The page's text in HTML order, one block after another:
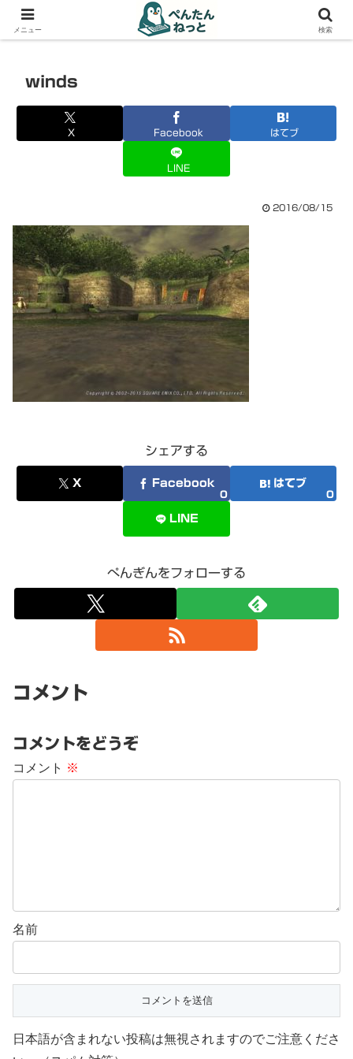
PCやガジェットの備忘録
winds
X Facebook はてブ
LINE
2016/08/15
シェアする
X Facebook
0
はてブ
0
LINE
ぺんぎんをフォローする
コメント
コメントをどうぞ
コメント ※
名前
日本語が含まれない投稿は無視されますのでご注意くださ
メニュー 検索